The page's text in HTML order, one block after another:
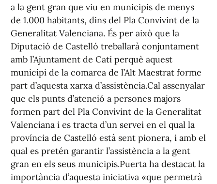
a la gent gran que viu en municipis de menys
de 1.000 habitants, dins del Pla Convivint de la
Generalitat Valenciana. És per això que la
Diputació de Castelló treballarà conjuntament
amb l’Ajuntament de Catí perquè aquest
municipi de la comarca de l’Alt Maestrat forme
part d’aquesta xarxa d’assistència.Cal assenyalar
que els punts d’atenció a persones majors
formen part del Pla Convivint de la Generalitat
Valenciana i es tracta d’un servei en el qual la
província de Castelló està sent pionera, i amb el
qual es pretén garantir l’assistència a la gent
gran en els seus municipis.Puerta ha destacat la
importància d’aquesta iniciativa «que permetrà